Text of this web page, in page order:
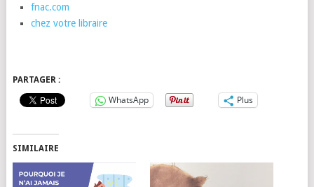
fnac.com
chez votre libraire
PARTAGER :
WhatsApp Plus
SIMILAIRE